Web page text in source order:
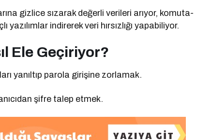
gizlice sızarak değerli verileri arıyor, komuta-
indirerek veri hırsızlığı yapabiliyor.
Ele Geçiriyor?
yanıltıp parola girişine zorlamak.
şifre talep etmek.